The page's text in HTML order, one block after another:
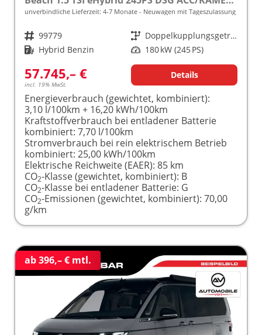
unverbindliche Lieferzeit: 4-7 Monate Neuwagen mit Tageszulassung
Fahrzeugnr. 99779 Getriebe
Doppelkupplungsgetriebe (DSG)
Kraftstoff Hybrid Benzin Leistung 180 kW (245 PS)
57.745,– €
incl. 19% MwSt.
Details
Energieverbrauch (gewichtet, kombiniert):
3,10 l/100km + 16,20 kWh/100km
Kraftstoffverbrauch bei entladener Batterie
kombiniert: 7,70 l/100km
Stromverbrauch bei rein elektrischem Betrieb
kombiniert: 25,00 kWh/100km
Elektrische Reichweite (EAER): 85 km
CO2-Klasse (gewichtet, kombiniert): B
CO2-Klasse bei entladener Batterie: G
CO2-Emissionen (gewichtet, kombiniert): 70,00
g/km
ab 396,– € mtl.